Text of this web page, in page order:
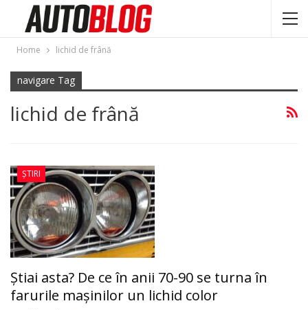
Home lichid de frână
navigare Tag
lichid de frână
ȘTIRI
Ştiai asta? De ce în anii 70-90 se turna în
farurile maşinilor un lichid color